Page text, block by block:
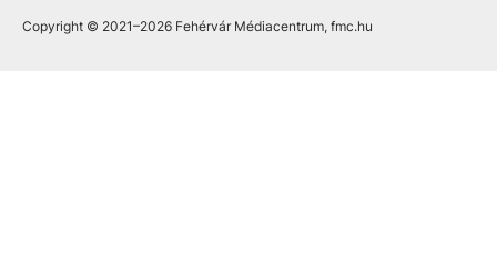
Copyright © 2021–2026 Fehérvár Médiacentrum, fmc.hu